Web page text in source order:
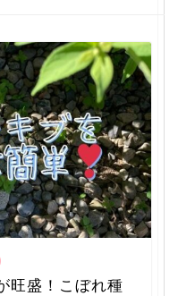
旺盛！こぼれ種